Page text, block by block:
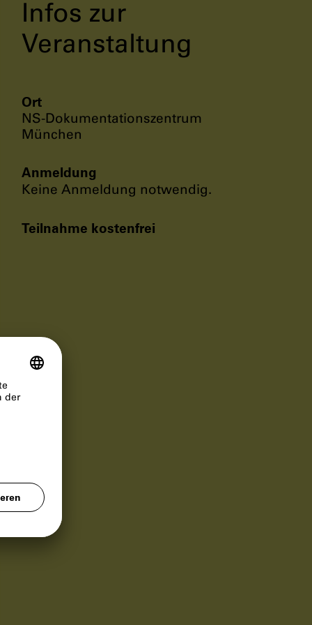
Infos zur
Veranstaltung
Ort
NS-Dokumentationszentrum
München
Anmeldung
Keine Anmeldung notwendig.
Teilnahme kostenfrei